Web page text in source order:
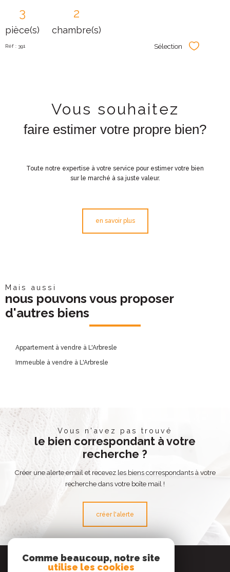
3
pièce(s)
2
chambre(s)
Réf : 391 Sélection Sélectionner
Vous souhaitez
faire estimer votre propre bien?
Toute notre expertise à votre service pour estimer votre bien
sur le marché à sa juste valeur.
en savoir plus
Mais aussi
nous pouvons vous proposer
d'autres biens
Appartement à vendre à L'Arbresle
Immeuble à vendre à L'Arbresle
Vous n'avez pas trouvé
le bien correspondant à votre
recherche ?
Créer une alerte email et recevez les biens correspondants à votre
recherche dans votre boîte mail !
créer l'alerte
Se
connecter
Comme beaucoup, notre site
utilise les cookies